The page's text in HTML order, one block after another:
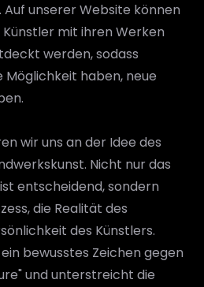
unserer Website können
mit ihren Werken
werden, sodass
Möglichkeit haben, neue
wir uns an der Idee des
Nicht nur das
entscheidend, sondern
die Realität des
des Künstlers.
bewusstes Zeichen gegen
und unterstreicht die